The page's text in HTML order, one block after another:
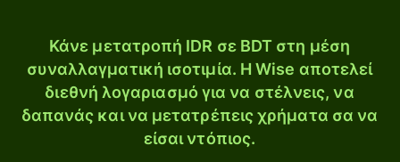
Κάνε μετατροπή IDR σε BDT στη μέση
συναλλαγματική ισοτιμία. Η Wise αποτελεί
διεθνή λογαριασμό για να στέλνεις, να
δαπανάς και να μετατρέπεις χρήματα σα να
είσαι ντόπιος.